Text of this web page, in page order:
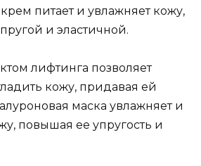
питает и увлажняет кожу,
и эластичной.
лифтинга позволяет
кожу, придавая ей
маска увлажняет и
повышая ее упругость и